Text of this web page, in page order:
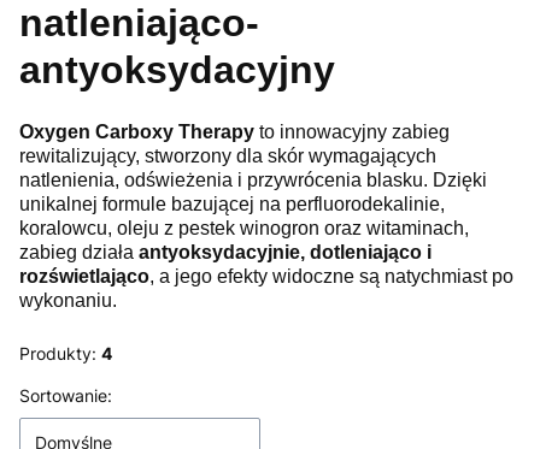
natleniająco-
antyoksydacyjny
Oxygen Carboxy Therapy to innowacyjny zabieg
rewitalizujący, stworzony dla skór wymagających
natlenienia, odświeżenia i przywrócenia blasku. Dzięki
unikalnej formule bazującej na perfluorodekalinie,
koralowcu, oleju z pestek winogron oraz witaminach,
zabieg działa antyoksydacyjnie, dotleniająco i
rozświetlająco, a jego efekty widoczne są natychmiast po
wykonaniu.
Produkty: 4
Lista produktów
Sortowanie:
Domyślne